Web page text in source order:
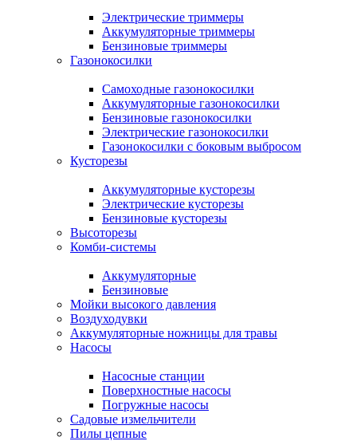
Электрические триммеры
Аккумуляторные триммеры
Бензиновые триммеры
Газонокосилки
Самоходные газонокосилки
Аккумуляторные газонокосилки
Бензиновые газонокосилки
Электрические газонокосилки
Газонокосилки с боковым выбросом
Кусторезы
Аккумуляторные кусторезы
Электрические кусторезы
Бензиновые кусторезы
Высоторезы
Комби-системы
Аккумуляторные
Бензиновые
Мойки высокого давления
Воздуходувки
Аккумуляторные ножницы для травы
Насосы
Насосные станции
Поверхностные насосы
Погружные насосы
Садовые измельчители
Пилы цепные